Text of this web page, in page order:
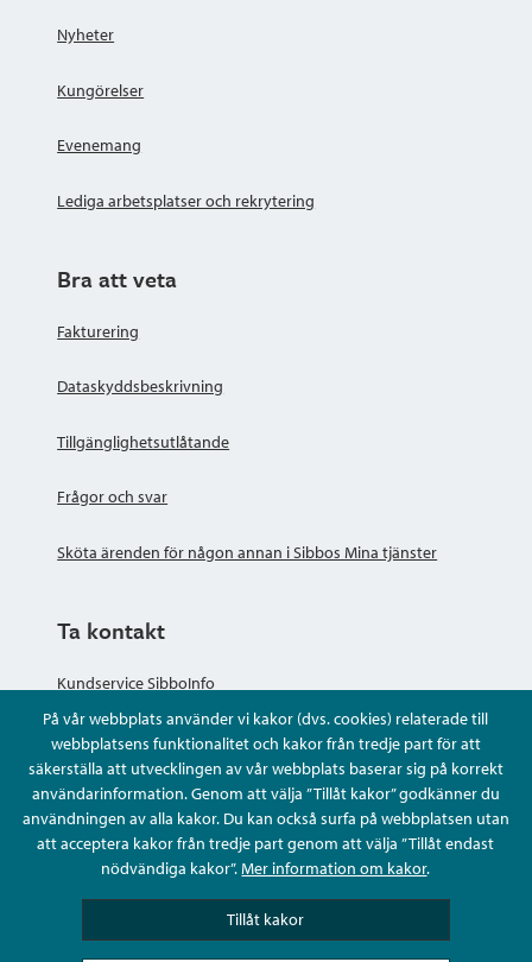
På vår webbplats använder vi kakor (dvs. cookies) relaterade till
webbplatsens funktionalitet och kakor från tredje part för att
säkerställa att utvecklingen av vår webbplats baserar sig på korrekt
användarinformation. Genom att välja ”Tillåt kakor” godkänner du
användningen av alla kakor. Du kan också surfa på webbplatsen utan
att acceptera kakor från tredje part genom att välja ”Tillåt endast
nödvändiga kakor”.Mer information om kakor.
Tillåt kakor
Nyheter
Kungörelser
Evenemang
Lediga arbetsplatser och rekrytering
Bra att veta
Fakturering
Dataskyddsbeskrivning
Tillgänglighetsutlåtande
Frågor och svar
Sköta ärenden för någon annan i Sibbos Mina tjänster
Ta kontakt
Kundservice SibboInfo
Ge anonym respons
Ställ en fråga eller sköta ditt ärende
Kontaktuppgifter